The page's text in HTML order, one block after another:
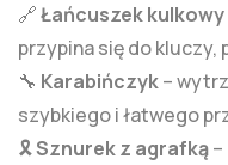
🔗Łańcuszek kulkowy
przypina się do kluczy,
🔧 Karabińczyk–
szybkiego i łatwego
🎗Sznurek z agrafką